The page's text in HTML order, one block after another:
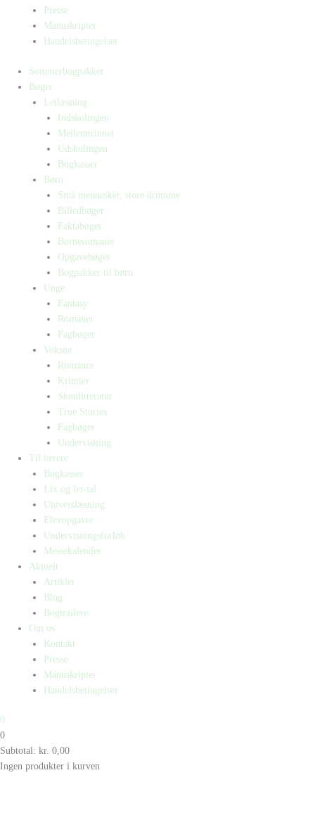
Presse
Manuskripter
Handelsbetingelser
Sommerbogpakker
Bøger
Letlæsning
Indskolingen
Mellemtrinnet
Udskolingen
Bogkasser
Børn
Små mennesker, store drømme
Billedbøger
Faktabøger
Børneromaner
Opgavebøger
Bogpakker til børn
Unge
Fantasy
Romaner
Fagbøger
Voksne
Romance
Krimier
Skønlitteratur
True Stories
Fagbøger
Undervisning
Til lærere
Bogkasser
Lix og let-tal
Universlæsning
Elevopgaver
Undervisningsforløb
Messekalender
Aktuelt
Artikler
Blog
Bogtrailere
Om os
Kontakt
Presse
Manuskripter
Handelsbetingelser
0
0
Subtotal: kr. 0,00
Ingen produkter i kurven